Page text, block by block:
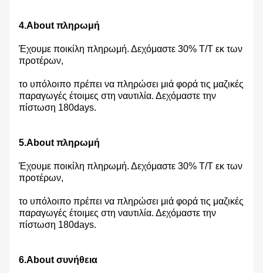
4.About πληρωμή
Έχουμε ποικίλη πληρωμή. Δεχόμαστε 30% T/T εκ των
προτέρων,
το υπόλοιπο πρέπει να πληρώσει μιά φορά τις μαζικές
παραγωγές έτοιμες στη ναυτιλία. Δεχόμαστε την
πίστωση 180days.
5.About πληρωμή
Έχουμε ποικίλη πληρωμή. Δεχόμαστε 30% T/T εκ των
προτέρων,
το υπόλοιπο πρέπει να πληρώσει μιά φορά τις μαζικές
παραγωγές έτοιμες στη ναυτιλία. Δεχόμαστε την
πίστωση 180days.
6.About συνήθεια